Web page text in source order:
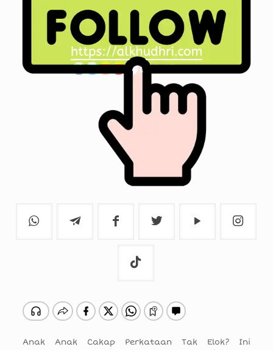
Anak Anak Cakap Perkataan Tak Elok? Ini